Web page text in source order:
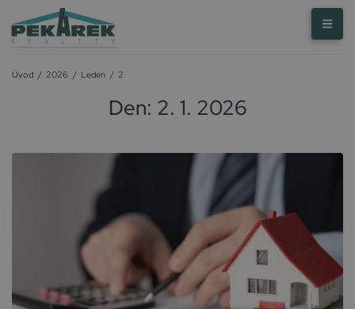
Úvod / 2026 / Leden / 2
Den: 2. 1. 2026